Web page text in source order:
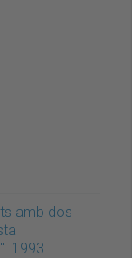
amb dos
1993